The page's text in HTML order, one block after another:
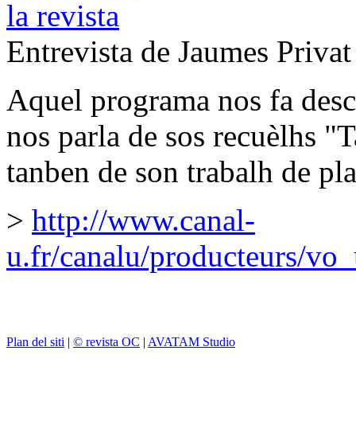
Entrevista de Jaumes
Aquel programa nos fa
nos parla de sos recuèlhs
tanben de son trabalh de
> http://www.canal-
u.fr/canalu/producteurs/
Plan del siti | © revista OC | AVATAM Studio